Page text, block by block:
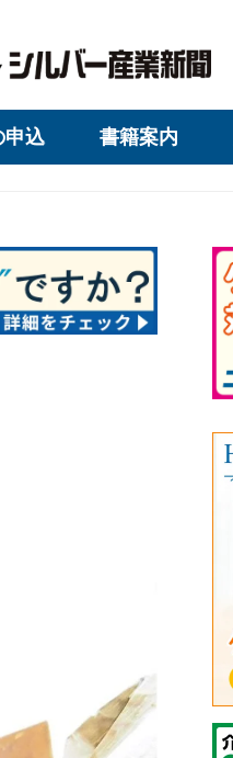
申込 書籍案内